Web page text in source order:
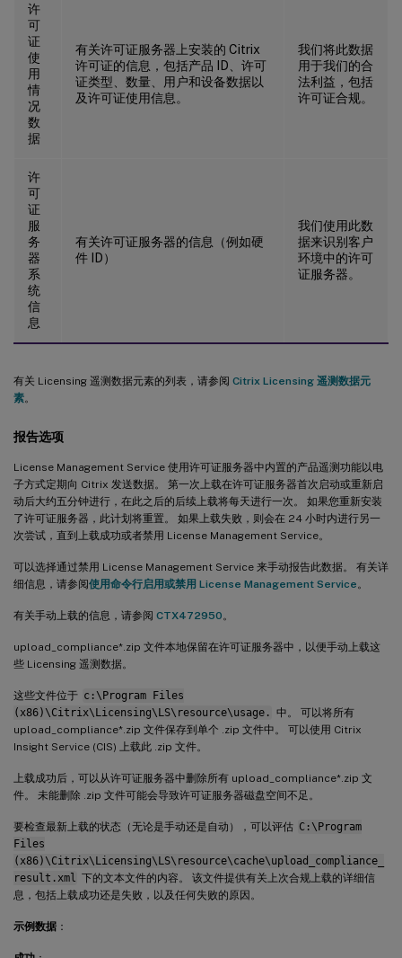
许
可
证
使
用
情
况
数
据
有关许可证服务器上安装的 Citrix
许可证的信息，包括产品 ID、许可
证类型、数量、用户和设备数据以
及许可证使用信息。
我们将此数据
用于我们的合
法利益，包括
许可证合规。
许
可
证
服
务
器
系
统
信
息
有关许可证服务器的信息（例如硬
件 ID）
我们使用此数
据来识别客户
环境中的许可
证服务器。
有关 Licensing 遥测数据元素的列表，请参阅 Citrix Licensing 遥测数据元
素。
报告选项
License Management Service 使用许可证服务器中内置的产品遥测功能以电
子方式定期向 Citrix 发送数据。 第一次上载在许可证服务器首次启动或重新启
动后大约五分钟进行，在此之后的后续上载将每天进行一次。 如果您重新安装
了许可证服务器，此计划将重置。 如果上载失败，则会在 24 小时内进行另一
次尝试，直到上载成功或者禁用 License Management Service。
可以选择通过禁用 License Management Service 来手动报告此数据。 有关详
细信息，请参阅使用命令行启用或禁用 License Management Service 。
有关手动上载的信息，请参阅 CTX472950 。
upload_compliance*.zip 文件本地保留在许可证服务器中，以便手动上载这
些 Licensing 遥测数据。
这些文件位于 c:\Program Files
(x86)\Citrix\Licensing\LS\resource\usage. 中。 可以将所有
upload_compliance*.zip 文件保存到单个 .zip 文件中。 可以使用 Citrix
Insight Service (CIS) 上载此 .zip 文件。
上载成功后，可以从许可证服务器中删除所有 upload_compliance*.zip 文
件。 未能删除 .zip 文件可能会导致许可证服务器磁盘空间不足。
要检查最新上载的状态（无论是手动还是自动），可以评估 C:\Program
Files
(x86)\Citrix\Licensing\LS\resource\cache\upload_compliance_
result.xml
下的文本文件的内容。 该文件提供有关上次合规上载的详细信
息，包括上载成功还是失败，以及任何失败的原因。
示例数据 ：